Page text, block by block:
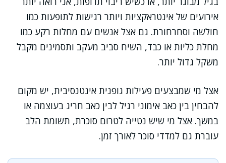
אירועים של אינטראקציות ויותר רגישות לתופעות כמו
חולשה וסחרחורת. גם אצל אנשים עם מחלות רקע כמו
מחלת כליות או כבד, השיח סביב מעקב ותסמינים מקבל
משקל גדול יותר.
אצל מי שמבצעים פעילות גופנית אינטנסיבית, יש מקום
להבחין בין כאב אימוני רגיל לבין כאב חריג בעוצמה או
במשך. אצל מי שיש נטייה לטרום סוכרת, תשומת הלב
עוברת גם למדדי סוכר לאורך זמן.